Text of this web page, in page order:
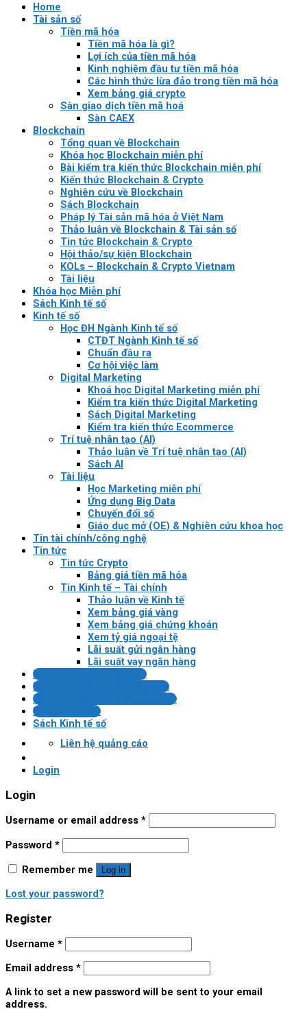
Home
Tài sản số
Tiền mã hóa
Tiền mã hóa là gì?
Lợi ích của tiền mã hóa
Kinh nghiệm đầu tư tiền mã hóa
Các hình thức lừa đảo trong tiền mã hóa
Xem bảng giá crypto
Sàn giao dịch tiền mã hoá
Sàn CAEX
Blockchain
Tổng quan về Blockchain
Khóa học Blockchain miễn phí
Bài kiểm tra kiến thức Blockchain miễn phí
Kiến thức Blockchain & Crypto
Nghiên cứu về Blockchain
Sách Blockchain
Pháp lý Tài sản mã hóa ở Việt Nam
Thảo luận về Blockchain & Tài sản số
Tin tức Blockchain & Crypto
Hội thảo/sự kiện Blockchain
KOLs – Blockchain & Crypto Vietnam
Tài liệu
Khóa học Miễn phí
Sách Kinh tế số
Kinh tế số
Học ĐH Ngành Kinh tế số
CTĐT Ngành Kinh tế số
Chuẩn đầu ra
Cơ hội việc làm
Digital Marketing
Khoá học Digital Marketing miễn phí
Kiểm tra kiến thức Digital Marketing
Sách Digital Marketing
Kiểm tra kiến thức Ecommerce
Trí tuệ nhân tạo (AI)
Thảo luận về Trí tuệ nhân tạo (AI)
Sách AI
Tài liệu
Học Marketing miễn phí
Ứng dụng Big Data
Chuyển đổi số
Giáo dục mở (OE) & Nghiên cứu khoa học
Tin tài chính/công nghệ
Tin tức
Tin tức Crypto
Bảng giá tiền mã hóa
Tin Kinh tế – Tài chính
Thảo luận về Kinh tế
Xem bảng giá vàng
Xem bảng giá chứng khoán
Xem tỷ giá ngoại tệ
Lãi suất gửi ngân hàng
Lãi suất vay ngân hàng
Tin tài chính/công nghệ
Pháp lý VN về tài sản mã hóa
Bài kiểm tra Blockchain/crypto
Tin tức Crypto
Sách Kinh tế số
Liên hệ quảng cáo
Login
Login
Username or email address *
Password *
Remember me Log in
Lost your password?
Register
Username *
Email address *
A link to set a new password will be sent to your email
address.